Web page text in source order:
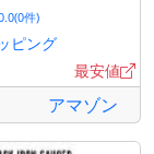
件)
ピング
最安値
アマゾン